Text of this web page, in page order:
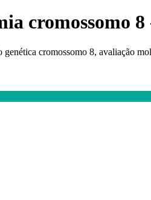
cromossomo 8
genética cromossomo 8, avaliação